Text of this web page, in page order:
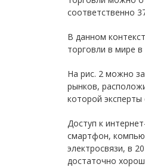
соответственно
В данном
торговли в мире
На рис. 2 можно
рынков,
которой
Доступ к
смартфон,
электросвязи, в
достаточно